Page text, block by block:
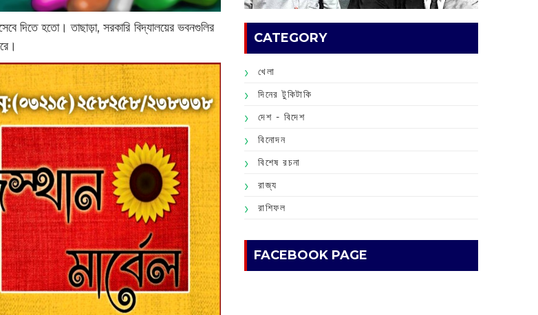
দিতে হতো। তাছাড়া, সরকারি বিদ্যালয়ের ভবনগুলির
CATEGORY
খেলা
দিনের টুকিটাকি
দেশ - বিদেশ
বিনোদন
বিশেষ রচনা
রাজ্য
রাশিফল
FACEBOOK PAGE